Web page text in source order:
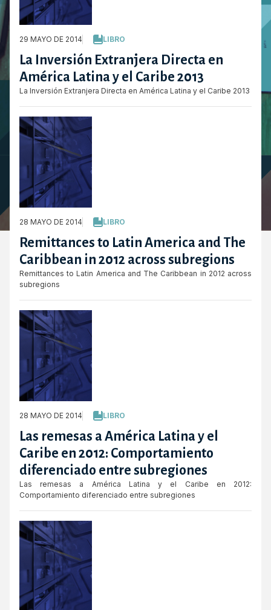
29 MAYO DE 2014 LIBRO
La Inversión Extranjera Directa en
América Latina y el Caribe 2013
La Inversión Extranjera Directa en América Latina y el Caribe 2013
28 MAYO DE 2014 LIBRO
Remittances to Latin America and The
Caribbean in 2012 across subregions
Remittances to Latin America and The Caribbean in 2012 across
subregions
28 MAYO DE 2014 LIBRO
Las remesas a América Latina y el
Caribe en 2012: Comportamiento
diferenciado entre subregiones
Las remesas a América Latina y el Caribe en 2012:
Comportamiento diferenciado entre subregiones